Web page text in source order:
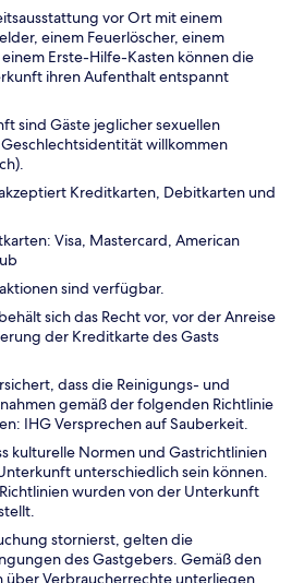
vor Ort mit einem
einem Feuerlöscher, einem
Erste-Hilfe-Kasten können die
ihren Aufenthalt entspannt
sind Gäste jeglicher sexuellen
willkommen
Kreditkarten, Debitkarten und
Visa, Mastercard, American
sind verfügbar.
sich das Recht vor, vor der Anreise
der Kreditkarte des Gasts
dass die Reinigungs- und
gemäß der folgenden Richtlinie
IHG Versprechen auf Sauberkeit.
kulturelle Normen und Gastrichtlinien
unterschiedlich sein können.
wurden von der Unterkunft
stornierst, gelten die
des Gastgebers. Gemäß den
über Verbraucherrechte unterliegen